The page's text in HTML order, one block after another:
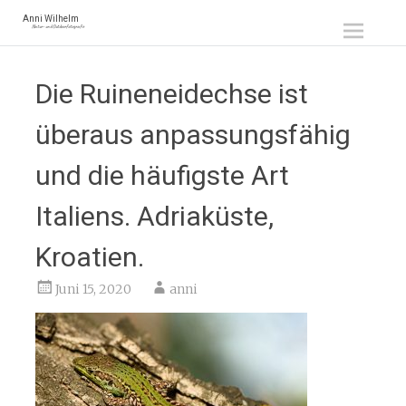
Anni Wilhelm
Natur- und Outdoorfotografie
Inhalt
Die Ruineneidechse ist
überaus anpassungsfähig
und die häufigste Art
Italiens. Adriaküste,
Kroatien.
Juni 15, 2020 anni